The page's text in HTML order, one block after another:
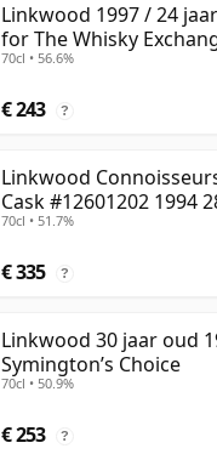
Linkwood 1997 / 24
for The Whisky
70cl • 56.6%
€ 243 ?
Linkwood
Cask #12601202 1994
70cl • 51.7%
€ 335 ?
Linkwood 30 jaar oud
Symington’s Choice
70cl • 50.9%
€ 253 ?